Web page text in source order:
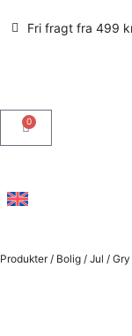
Fri fragt fra 499
0
Produkter / Bolig / Jul / Gry